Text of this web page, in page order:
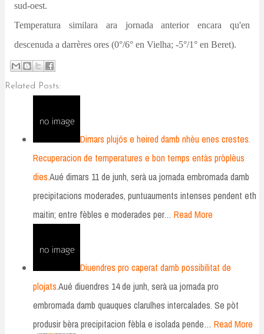
sud-oest.
Temperatura similara ara jornada anterior encara qu'en
descenuda a darrères ores (0°/6° en Vielha; -5°/1° en Beret).
Related Posts:
Dimars plujós e heired damb nhèu enes crestes.
Recuperacion de temperatures e bon temps entàs pròplèus
dies.Aué dimars 11 de junh, serà ua jornada embromada damb
precipitacions moderades, puntuauments intenses pendent eth
maitin; entre fèbles e moderades per… Read More
Diuendres pro caperat damb possibilitat de
plojats.Aué diuendres 14 de junh, serà ua jornada pro
embromada damb quauques clarulhes intercalades. Se pòt
produsir bèra precipitacion fèbla e isolada pende… Read More